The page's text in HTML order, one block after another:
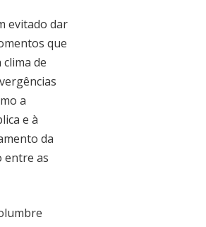
evitado dar
que
de
a
e à
da
entre as